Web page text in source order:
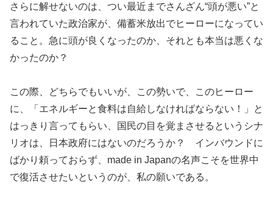
さらに解せないのは、つい最近までさんざん“頭が悪い”と
言われていた政治家が、備蓄米放出でヒーローになってい
ること。急に頭が良くなったのか、それとも本当は悪くな
かったのか？
この際、どちらでもいいが、この勢いで、このヒーロー
に、「エネルギーと食料は自給しなければならない！」と
はっきり言ってもらい、国民の目を覚まさせるというシナ
リオは、日本政府にはないのだろうか？ インバウンドに
ばかり頼っておらず、made in Japanの名声こそを世界中
で復活させたいというのが、私の願いである。